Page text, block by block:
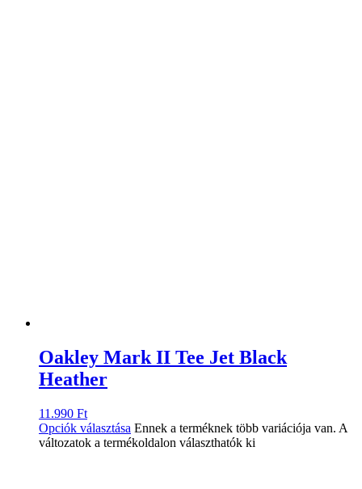
Oakley Mark II Tee Jet Black
Heather
11.990 Ft
Opciók választása Ennek a terméknek több variációja van. A
változatok a termékoldalon választhatók ki